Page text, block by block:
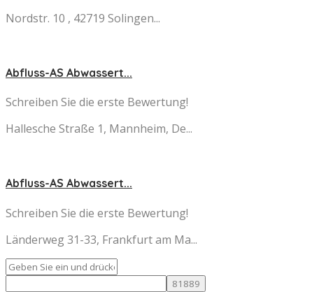
Nordstr. 10 , 42719 Solingen...
Abfluss-AS Abwassert...
Schreiben Sie die erste Bewertung!
Hallesche Straße 1, Mannheim, De...
Abfluss-AS Abwassert...
Schreiben Sie die erste Bewertung!
Länderweg 31-33, Frankfurt am Ma...